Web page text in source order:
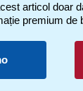
articol doar
premium de